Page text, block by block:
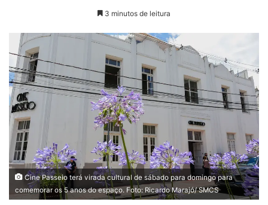
3 minutos de leitura
Cine Passeio terá virada cultural de sábado para domingo para
comemorar os 5 anos do espaço. Foto: Ricardo Marajó/ SMCS